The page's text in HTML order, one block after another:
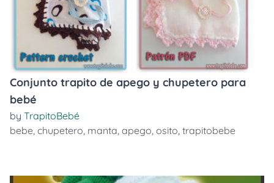
Conjunto trapito de apego y chupetero para
bebé
by TrapitoBebé
bebe, chupetero, manta, apego, osito, trapitobebe